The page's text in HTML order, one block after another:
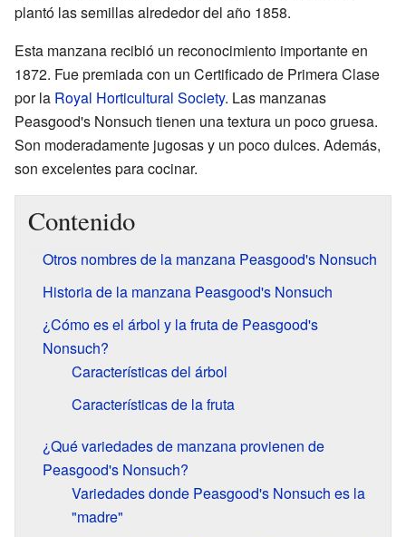
plantó las semillas alrededor del año 1858.
Esta manzana recibió un reconocimiento importante en
1872. Fue premiada con un Certificado de Primera Clase
por la Royal Horticultural Society. Las manzanas
Peasgood's Nonsuch tienen una textura un poco gruesa.
Son moderadamente jugosas y un poco dulces. Además,
son excelentes para cocinar.
Contenido
Otros nombres de la manzana Peasgood's Nonsuch
Historia de la manzana Peasgood's Nonsuch
¿Cómo es el árbol y la fruta de Peasgood's
Nonsuch?
Características del árbol
Características de la fruta
¿Qué variedades de manzana provienen de
Peasgood's Nonsuch?
Variedades donde Peasgood's Nonsuch es la
"madre"